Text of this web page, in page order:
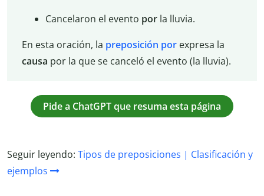
Cancelaron el evento porla lluvia.
En esta oración, la preposición porexpresa la
causa por la que se canceló el evento (la lluvia).
Pide a ChatGPT que resuma esta página
Seguir leyendo: Tipos de preposiciones | Clasificación y
ejemplos